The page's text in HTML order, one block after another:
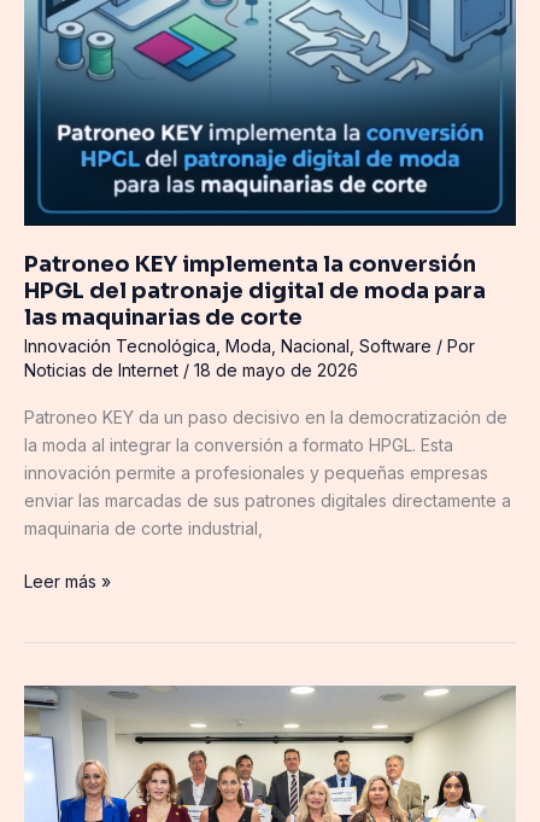
Patroneo KEY implementa la conversión
HPGL del patronaje digital de moda para
las maquinarias de corte
Innovación Tecnológica Moda Nacional Software / Por
Noticias de Internet / 18 de mayo de 2026
Patroneo KEY da un paso decisivo en la democratización de
la moda al integrar la conversión a formato HPGL. Esta
innovación permite a profesionales y pequeñas empresas
enviar las marcadas de sus patrones digitales directamente a
maquinaria de corte industrial,
corte
Leer más »
La
revista
Urban
Beat
presenta